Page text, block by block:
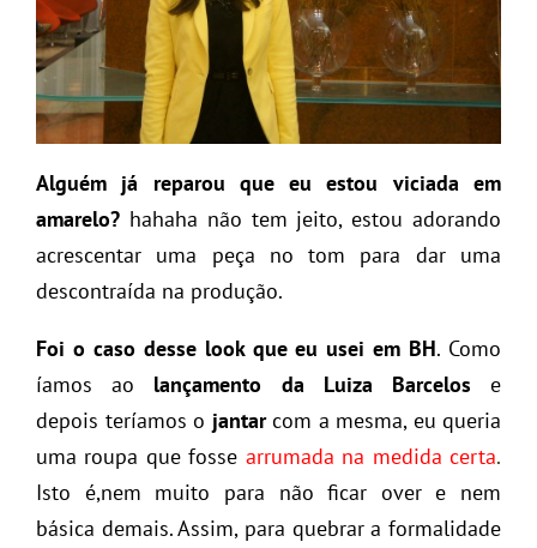
Alguém já reparou que eu estou viciada em
amarelo? hahaha não tem jeito, estou adorando
acrescentar uma peça no tom para dar uma
descontraída na produção.
Foi o caso desse look que eu usei em BH. Como
íamos ao lançamento da Luiza Barcelos e
depois teríamos o jantarcom a mesma, eu queria
uma roupa que fosse arrumada na medida certa.
Isto é,nem muito para não ficar over e nem
básica demais. Assim, para quebrar a formalidade